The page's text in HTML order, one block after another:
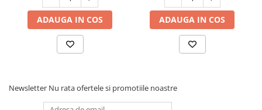
ADAUGA IN COS ADAUGA IN COS
Newsletter Nu rata ofertele si promotiile noastre